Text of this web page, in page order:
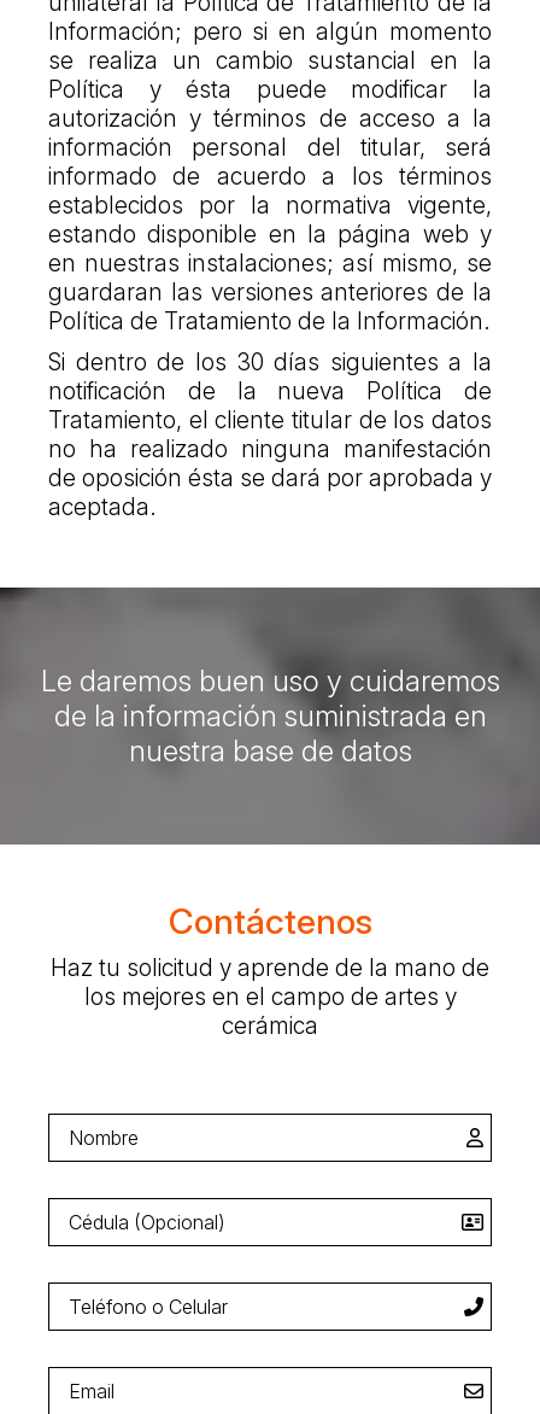
Información; pero si en algún momento
se realiza un cambio sustancial en la
Política y ésta puede modificar la
autorización y términos de acceso a la
información personal del titular, será
informado de acuerdo a los términos
establecidos por la normativa vigente,
estando disponible en la página web y
en nuestras instalaciones; así mismo, se
guardaran las versiones anteriores de la
Política de Tratamiento de la Información.
Si dentro de los 30 días siguientes a la
notificación de la nueva Política de
Tratamiento, el cliente titular de los datos
no ha realizado ninguna manifestación
de oposición ésta se dará por aprobada y
aceptada.
Le daremos buen uso y cuidaremos
de la información suministrada en
nuestra base de datos
Contáctenos
Haz tu solicitud y aprende de la mano de
los mejores en el campo de artes y
cerámica